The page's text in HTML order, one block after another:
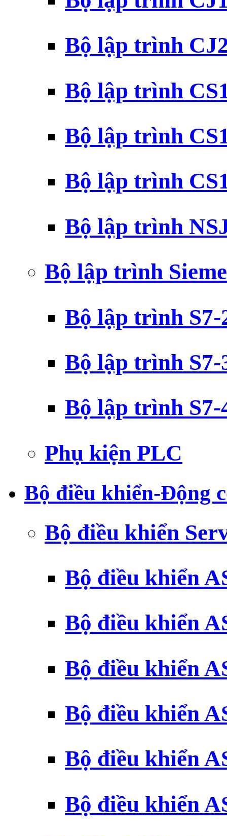
Bộ lập trình
Bộ lập trình
Bộ lập trình
Bộ lập trình
Bộ lập trình
Bộ lập trình
Bộ lập trình S7-
Bộ lập trình S7-
Bộ lập trình S7-
Phụ kiện PLC
Bộ điều khiển-Động
Bộ điều khiển
Bộ điều khiển
Bộ điều khiển
Bộ điều khiển
Bộ điều khiển
Bộ điều khiển
Bộ điều khiển